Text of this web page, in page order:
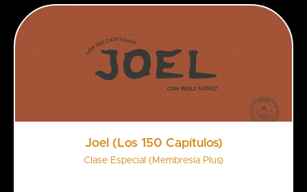
Joel (Los 150 Capítulos)
Clase Especial (Membresía Plus)